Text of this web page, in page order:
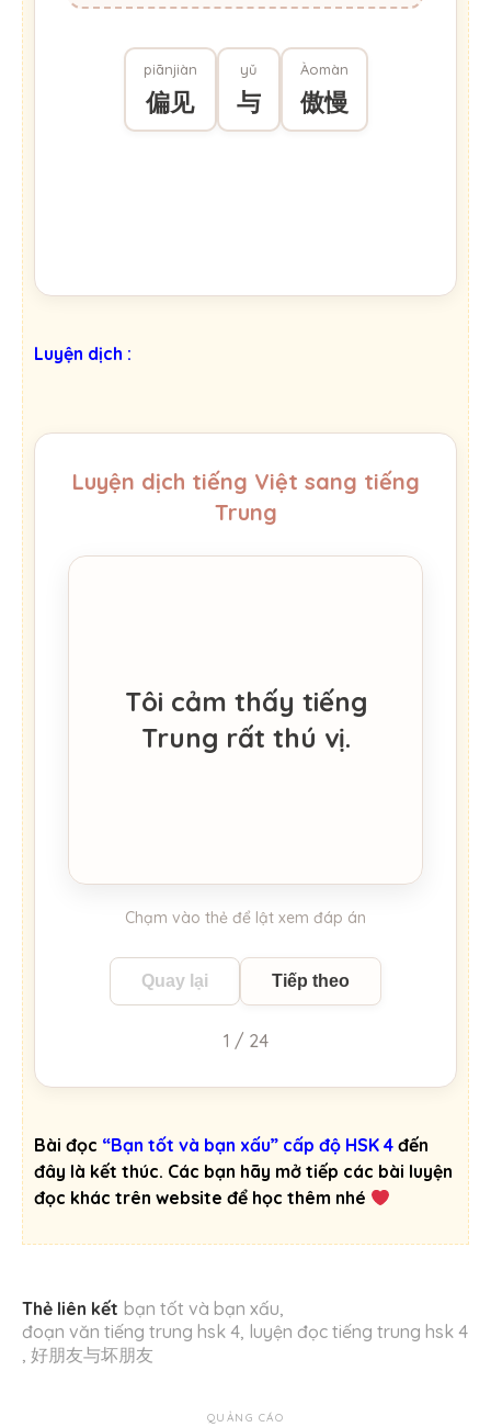
piānjiàn
偏见
yǔ
与
Àomàn
傲慢
Luyện dịch :
Luyện dịch tiếng Việt sang tiếng
Trung
Tôi cảm thấy tiếng
Trung rất thú vị.
我觉得汉语很有意
思。
Chạm vào thẻ để lật xem đáp án
Quay lại Tiếp theo
1 / 24
Bài đọc “Bạn tốt và bạn xấu” cấp độ HSK 4 đến
đây là kết thúc. Các bạn hãy mở tiếp các bài luyện
đọc khác trên website để học thêm nhé
Thẻ liên kết bạn tốt và bạn xấu,
đoạn văn tiếng trung hsk 4, luyện đọc tiếng trung hsk 4
, 好朋友与坏朋友
QUẢNG CÁO